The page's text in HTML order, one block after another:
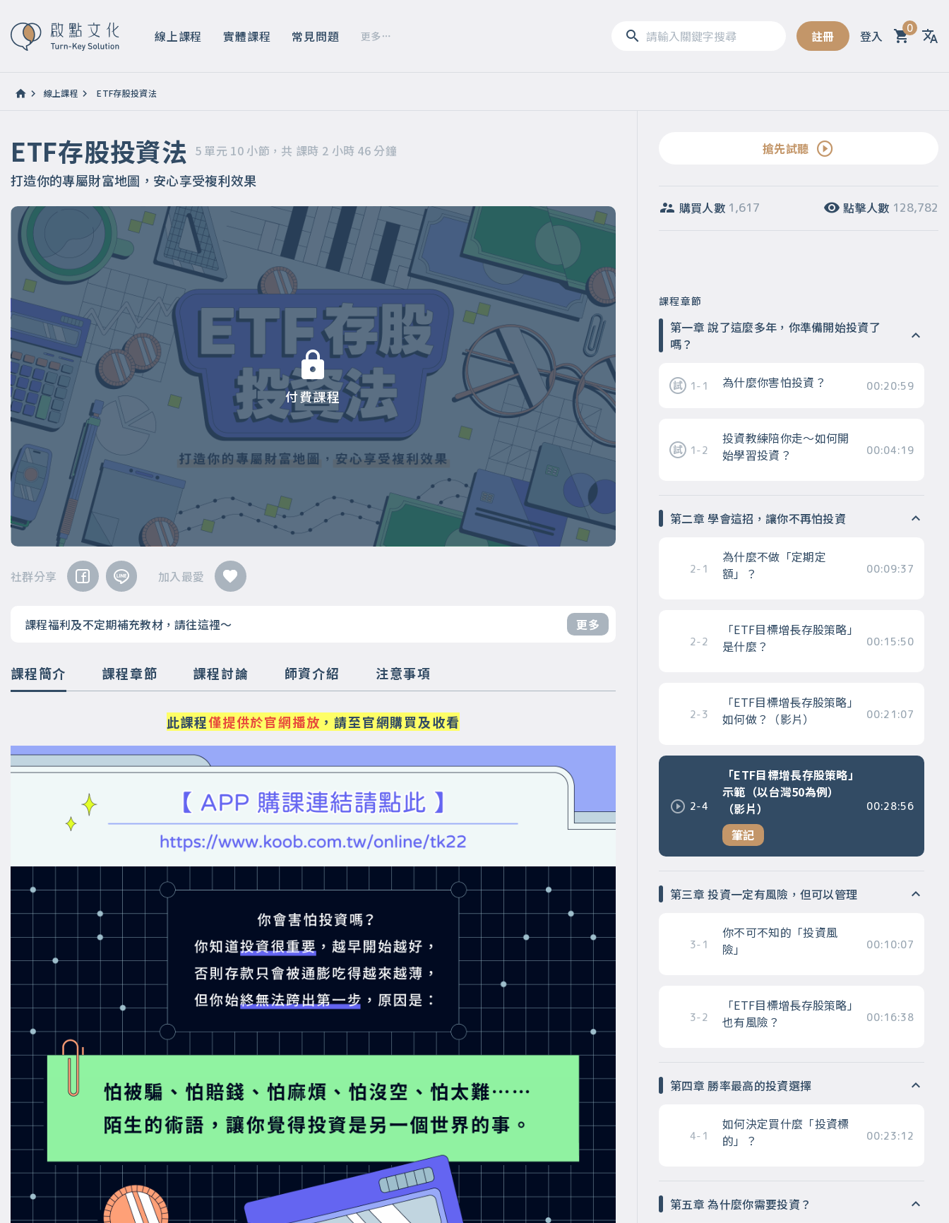
線上課程 實體課程 常見問題 更多 註冊 登入 0
5 單元 10 小節，共 課時 2 小時 46 分鐘
線上課程 ETF存股投資法
ETF存股投資法 5 單元 10 小節，共 課時 2 小時 46 分鐘
打造你的專屬財富地圖，安心享受複利效果
付費課程
課程福利及不定期補充教材，請往這裡～ 更多
社群分享 加入最愛
課程簡介 課程章節 課程討論 師資介紹 注意事項
此課程僅提供於官網播放 ，請至官網購買及收看
搶先試聽
購買人數 1,617 點擊人數 128,782
課程章節
第一章 說了這麼多年，你準備開始投資了
嗎？
1-1 為什麼你害怕投資？ 00:20:59
1-2
投資教練陪你走～如何開
始學習投資？
00:04:19
第二章 學會這招，讓你不再怕投資
2-1
為什麼不做「定期定
額」？
00:09:37
2-2
「ETF目標增長存股策略」
是什麼？
00:15:50
2-3
「ETF目標增長存股策略」
如何做？（影片）
00:21:07
2-4
「ETF目標增長存股策略」
示範（以台灣50為例）
（影片）
筆記
00:28:56
第三章 投資一定有風險，但可以管理
3-1
你不可不知的「投資風
險」
00:10:07
3-2
「ETF目標增長存股策略」
也有風險？
00:16:38
第四章 勝率最高的投資選擇
4-1
如何決定買什麼「投資標
的」？
00:23:12
第五章 為什麼你需要投資？